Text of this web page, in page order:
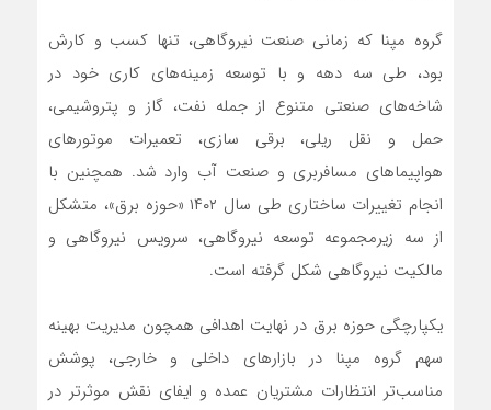
گروه مپنا که زمانی صنعت نیروگاهی، تنها کسب و کارش
بود، طی سه دهه و با توسعه زمینه‌های کاری خود در
شاخه‌های صنعتی متنوع از جمله نفت، گاز و پتروشیمی،
حمل و نقل ریلی، برقی سازی، تعمیرات موتورهای
هواپیماهای مسافربری و صنعت آب وارد شد. همچنین با
انجام تغییرات ساختاری طی سال ۱۴۰۲ «حوزه برق»، متشکل
از سه زیرمجموعه توسعه نیروگاهی، سرویس نیروگاهی و
مالکیت نیروگاهی شکل گرفته است.
یکپارچگی حوزه برق در نهایت اهدافی همچون مدیریت بهینه
سهم گروه مپنا در بازارهای داخلی و خارجی، پوشش
مناسب‌تر انتظارات مشتریان عمده و ایفای نقش موثرتر در